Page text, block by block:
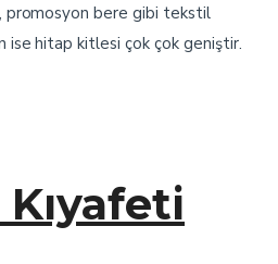
promosyon bere gibi tekstil
ise hitap kitlesi çok çok geniştir.